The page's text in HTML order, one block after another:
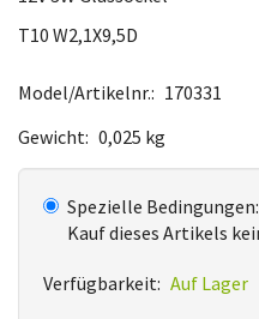
T10 W2,1X9,5D
Model/Artikelnr.: 170331
Gewicht: 0,025 kg
Spezielle Bedingungen:
Kauf dieses Artikels
Verfügbarkeit: Auf Lager